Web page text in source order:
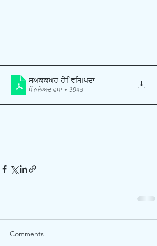
sakkar hoyi vis.pdf
Download PDF • 39KB
Comments